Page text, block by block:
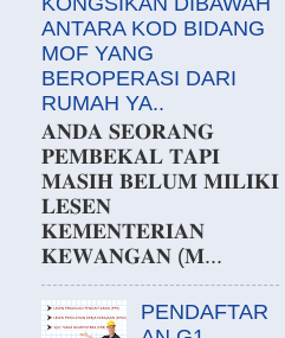
ANTARA KOD BIDANG
MOF YANG
BEROPERASI DARI
RUMAH YA..
𝐀𝐍𝐃𝐀 𝐒𝐄𝐎𝐑𝐀𝐍𝐆
𝐏𝐄𝐌𝐁𝐄𝐊𝐀𝐋 𝐓𝐀𝐏𝐈
𝐌𝐀𝐒𝐈𝐇 𝐁𝐄𝐋𝐔𝐌 𝐌𝐈𝐋𝐈𝐊𝐈
𝐋𝐄𝐒𝐄𝐍
𝐊𝐄𝐌𝐄𝐍𝐓𝐄𝐑𝐈𝐀𝐍
𝐊𝐄𝐖𝐀𝐍𝐆𝐀𝐍 (𝐌...
PENDAFTAR